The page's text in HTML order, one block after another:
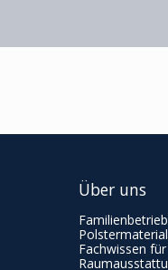
Über uns
Fachwissen